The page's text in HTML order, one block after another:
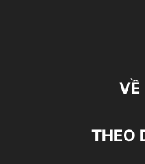
VỀ
THEO